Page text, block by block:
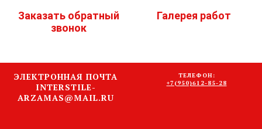
Заказать обратный
звонок
Галерея работ
ЭЛЕКТРОННАЯ ПОЧТА
INTERSTILE-
ARZAMAS@MAIL.RU
ТЕЛЕФОН:
+7(950)612-85-28